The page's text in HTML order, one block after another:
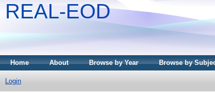
REAL-EOD
Home About Browse by Year Browse by
Login